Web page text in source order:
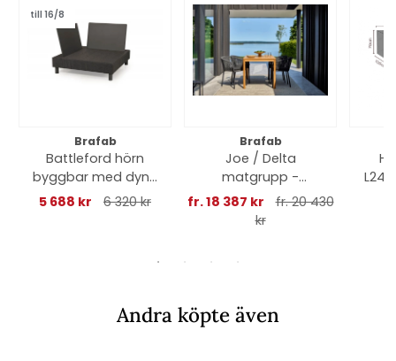
till 16/8
Brafab
Battleford hörn
byggbar med dyna
- grå
5 688 kr 6 320 kr
Brafab
Joe / Delta
matgrupp -
teak/svart
fr. 18 387 kr
fr. 20 430
kr
Andra köpte även